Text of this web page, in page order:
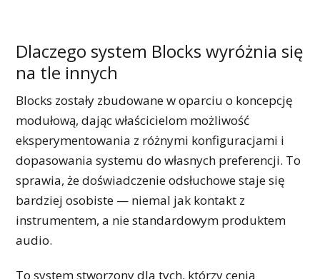
Dlaczego system Blocks wyróżnia się
na tle innych
Blocks zostały zbudowane w oparciu o koncepcję
modułową, dając właścicielom możliwość
eksperymentowania z różnymi konfiguracjami i
dopasowania systemu do własnych preferencji. To
sprawia, że doświadczenie odsłuchowe staje się
bardziej osobiste — niemal jak kontakt z
instrumentem, a nie standardowym produktem
audio.
To system stworzony dla tych, którzy cenią